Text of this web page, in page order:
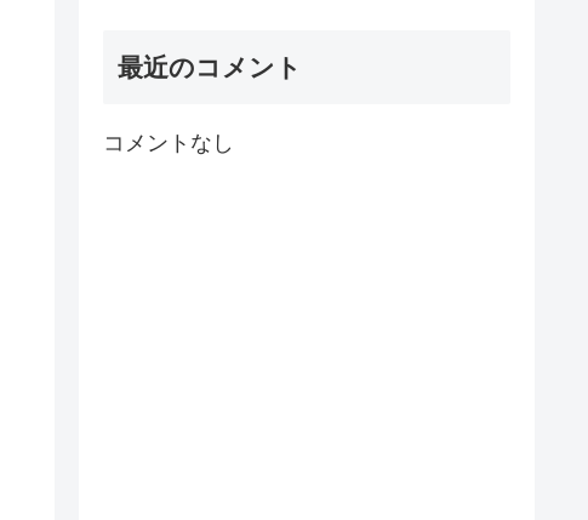
最近のコメント
コメントなし